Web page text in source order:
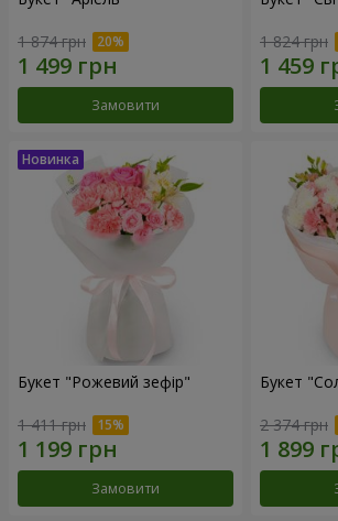
1 874 грн
Замовити
1 824 грн
Букет "Рожевий зефір"
1 411 грн
Замовити
Букет
2 374 грн